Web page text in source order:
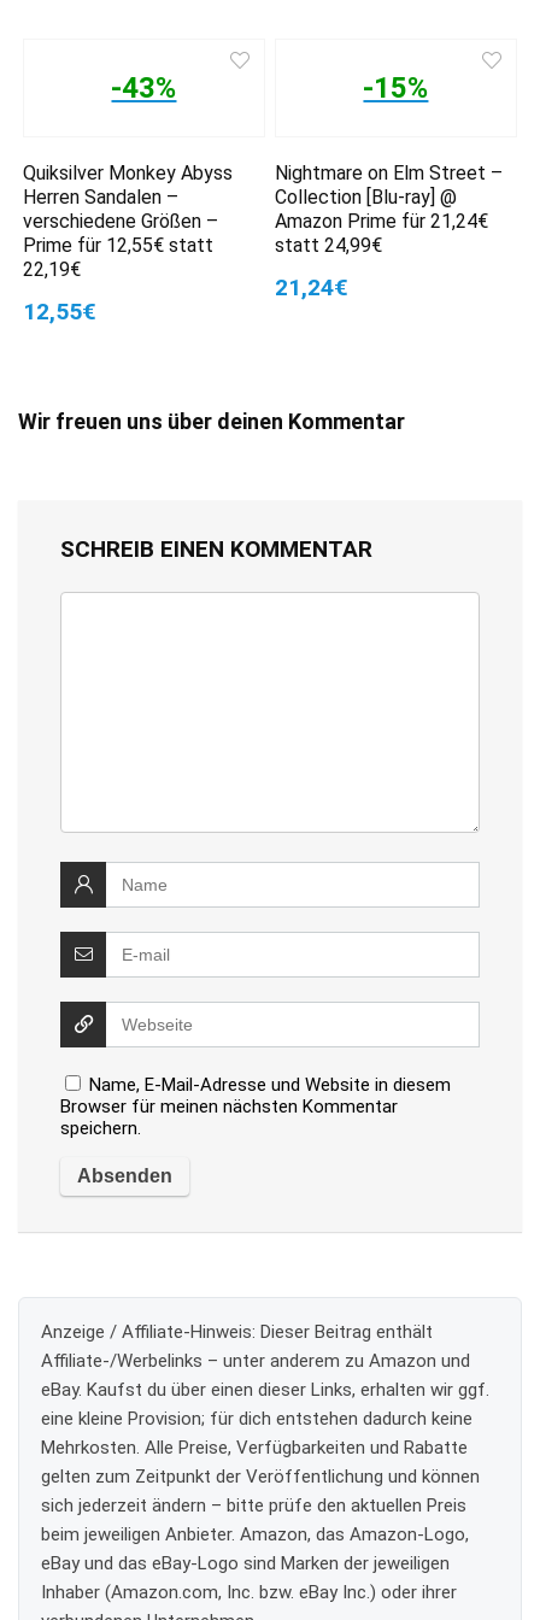
-43%
Quiksilver Monkey Abyss
Herren Sandalen –
verschiedene Größen –
Prime für 12,55€ statt
22,19€
12,55€
-15%
Nightmare on Elm Street –
Collection [Blu-ray] @
Amazon Prime für 21,24€
statt 24,99€
21,24€
Wir freuen uns über deinen Kommentar
SCHREIB EINEN KOMMENTAR
Name, E-Mail-Adresse und Website in diesem
Browser für meinen nächsten Kommentar
speichern.
Anzeige / Affiliate-Hinweis: Dieser Beitrag enthält
Affiliate-/Werbelinks – unter anderem zu Amazon und
eBay. Kaufst du über einen dieser Links, erhalten wir ggf.
eine kleine Provision; für dich entstehen dadurch keine
Mehrkosten. Alle Preise, Verfügbarkeiten und Rabatte
gelten zum Zeitpunkt der Veröffentlichung und können
sich jederzeit ändern – bitte prüfe den aktuellen Preis
beim jeweiligen Anbieter. Amazon, das Amazon-Logo,
eBay und das eBay-Logo sind Marken der jeweiligen
Inhaber (Amazon.com, Inc. bzw. eBay Inc.) oder ihrer